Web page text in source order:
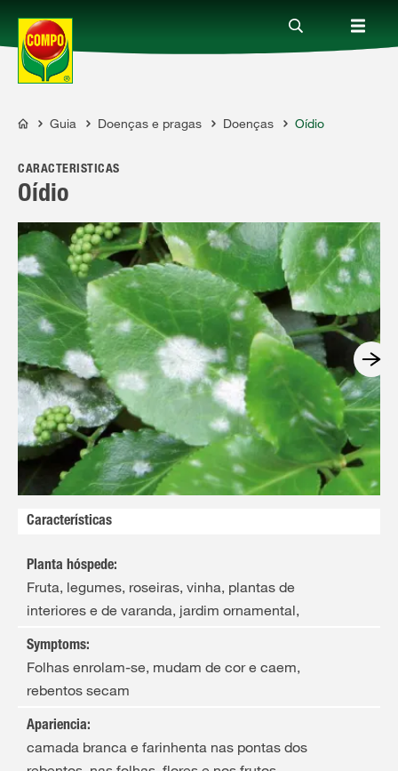
Produtos
Guia
Serviço
Quem somos
COMPO
Guia Doenças e pragas Doenças Oídio
CARACTERÍSTICAS
Oídio
Características
Planta hóspede:
Fruta, legumes, roseiras, vinha, plantas de
interiores e de varanda, jardim ornamental,
Symptoms:
Folhas enrolam-se, mudam de cor e caem,
rebentos secam
Apariencia:
camada branca e farinhenta nas pontas dos